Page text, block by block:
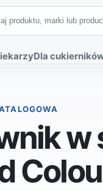
produktów
Dla
w